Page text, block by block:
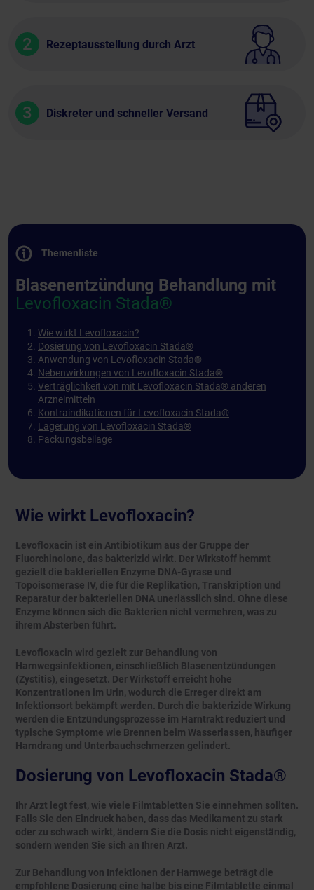
2 Rezeptausstellung durch Arzt
3 Diskreter und schneller Versand
Wie wirkt Levofloxacin?
Levofloxacin ist ein Antibiotikum aus der Gruppe der
Fluorchinolone, das bakterizid wirkt. Der Wirkstoff hemmt
gezielt die bakteriellen Enzyme DNA-Gyrase und
Topoisomerase IV, die für die Replikation, Transkription und
Reparatur der bakteriellen DNA unerlässlich sind. Ohne diese
Enzyme können sich die Bakterien nicht vermehren, was zu
ihrem Absterben führt.
Levofloxacin wird gezielt zur Behandlung von
Harnwegsinfektionen, einschließlich Blasenentzündungen
(Zystitis), eingesetzt. Der Wirkstoff erreicht hohe
Konzentrationen im Urin, wodurch die Erreger direkt am
Infektionsort bekämpft werden. Durch die bakterizide Wirkung
werden die Entzündungsprozesse im Harntrakt reduziert und
typische Symptome wie Brennen beim Wasserlassen, häufiger
Harndrang und Unterbauchschmerzen gelindert.
Dosierung von Levofloxacin Stada®
Ihr Arzt legt fest, wie viele Filmtabletten Sie einnehmen sollten.
Falls Sie den Eindruck haben, dass das Medikament zu stark
oder zu schwach wirkt, ändern Sie die Dosis nicht eigenständig,
sondern wenden Sie sich an Ihren Arzt.
Zur Behandlung von Infektionen der Harnwege beträgt die
empfohlene Dosierung eine halbe bis eine Filmtablette einmal
Themenliste
Blasenentzündung Behandlung mit
Levofloxacin Stada®
Wie wirkt Levofloxacin?
Dosierung von Levofloxacin Stada®
Anwendung von Levofloxacin Stada®
Nebenwirkungen von Levofloxacin Stada®
Verträglichkeit von mit Levofloxacin Stada® anderen
Arzneimitteln
Kontraindikationen für Levofloxacin Stada®
Lagerung von Levofloxacin Stada®
Packungsbeilage